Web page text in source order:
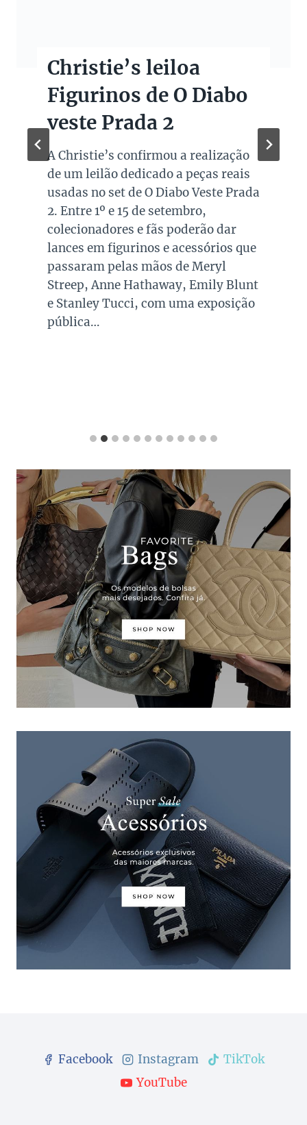
Christie’s leiloa
Figurinos de O Diabo
veste Prada 2
A Christie’s confirmou a realização
de um leilão dedicado a peças reais
usadas no set de O Diabo Veste Prada
2. Entre 1º e 15 de setembro,
colecionadores e fãs poderão dar
lances em figurinos e acessórios que
passaram pelas mãos de Meryl
Streep, Anne Hathaway, Emily Blunt
e Stanley Tucci, com uma exposição
pública…
Facebook Instagram
TikTok
YouTube